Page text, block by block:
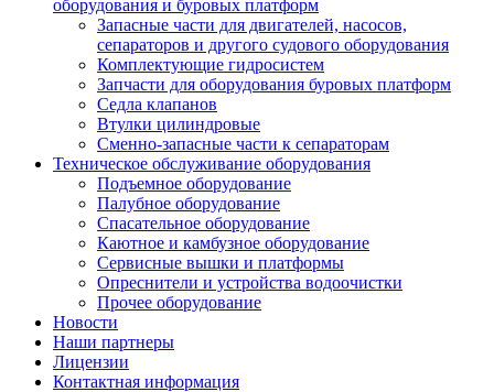
оборудования и буровых платформ
Запасные части для двигателей, насосов,
сепараторов и другого судового оборудования
Комплектующие гидросистем
Запчасти для оборудования буровых платформ
Седла клапанов
Втулки цилиндровые
Сменно-запасные части к сепараторам
Техническое обслуживание оборудования
Подъемное оборудование
Палубное оборудование
Спасательное оборудование
Каютное и камбузное оборудование
Сервисные вышки и платформы
Опреснители и устройства водоочистки
Прочее оборудование
Новости
Наши партнеры
Лицензии
Контактная информация